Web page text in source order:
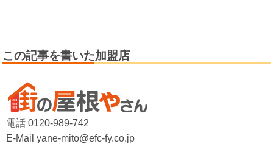
この記事を書いた加盟店
電話 0120-989-742
E-Mail yane-mito@efc-fy.co.jp